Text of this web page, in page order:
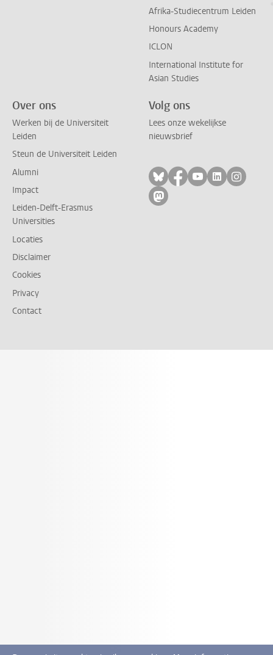
Afrika-Studiecentrum Leiden
Honours Academy
ICLON
International Institute for
Asian Studies
Over ons
Werken bij de Universiteit
Leiden
Steun de Universiteit Leiden
Alumni
Impact
Leiden-Delft-Erasmus
Universities
Locaties
Disclaimer
Cookies
Privacy
Contact
Volg ons
Lees onze wekelijkse
nieuwsbrief
Volg ons op bluesky
Volg ons op
Volg ons op
Volg ons
Volg
Volg ons op mastodon